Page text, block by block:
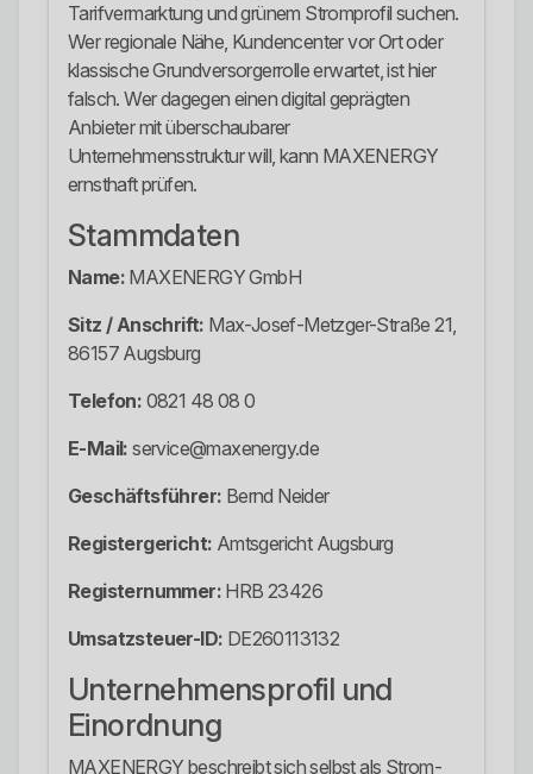
Tarifvermarktung und grünem Stromprofil suchen.
Wer regionale Nähe, Kundencenter vor Ort oder
klassische Grundversorgerrolle erwartet, ist hier
falsch. Wer dagegen einen digital geprägten
Anbieter mit überschaubarer
Unternehmensstruktur will, kann MAXENERGY
ernsthaft prüfen.
Stammdaten
Name: MAXENERGY GmbH
Sitz / Anschrift: Max-Josef-Metzger-Straße 21,
86157 Augsburg
Telefon: 0821 48 08 0
E-Mail: service@maxenergy.de
Geschäftsführer: Bernd Neider
Registergericht: Amtsgericht Augsburg
Registernummer: HRB 23426
Umsatzsteuer-ID: DE260113132
Unternehmensprofil und
Einordnung
MAXENERGY beschreibt sich selbst als Strom-